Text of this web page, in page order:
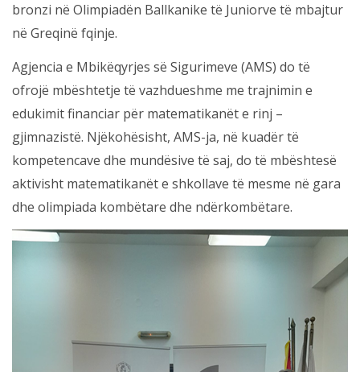
bronzi në Olimpiadën Ballkanike të Juniorve të mbajtur
në Greqinë fqinje.
Agjencia e Mbikëqyrjes së Sigurimeve (AMS) do të
ofrojë mbështetje të vazhdueshme me trajnimin e
edukimit financiar për matematikanët e rinj –
gjimnazistë. Njëkohësisht, AMS-ja, në kuadër të
kompetencave dhe mundësive të saj, do të mbështesë
aktivisht matematikanët e shkollave të mesme në gara
dhe olimpiada kombëtare dhe ndërkombëtare.